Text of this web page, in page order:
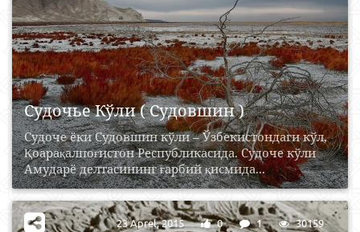
Судочье Кўли ( Судовшин )
Судоче ёки Судовшин кўли – Ўзбекистондаги кўл,
Қоарақалпоғистон Республикасида. Судоче кўли
Амударё делтасининг ғарбий қисмида...
23 Aprel, 2015 0 1 30159